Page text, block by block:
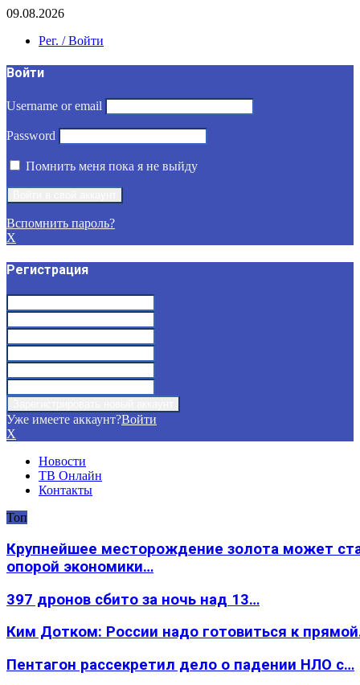
09.08.2026
Рег. / Войти
Войти
Username or email
Password
Помнить меня пока я не выйду
Вспомнить пароль?
X
Регистрация
Уже имеете аккаунт?Войти
X
Новости
ТВ Онлайн
Контакты
Топ
Крупнейшее месторождение золота может
опорой экономики…
397 дронов сбито за ночь над 13…
Ким Дотком: России надо готовиться к
Пентагон рассекретил дело о падении НЛО с…